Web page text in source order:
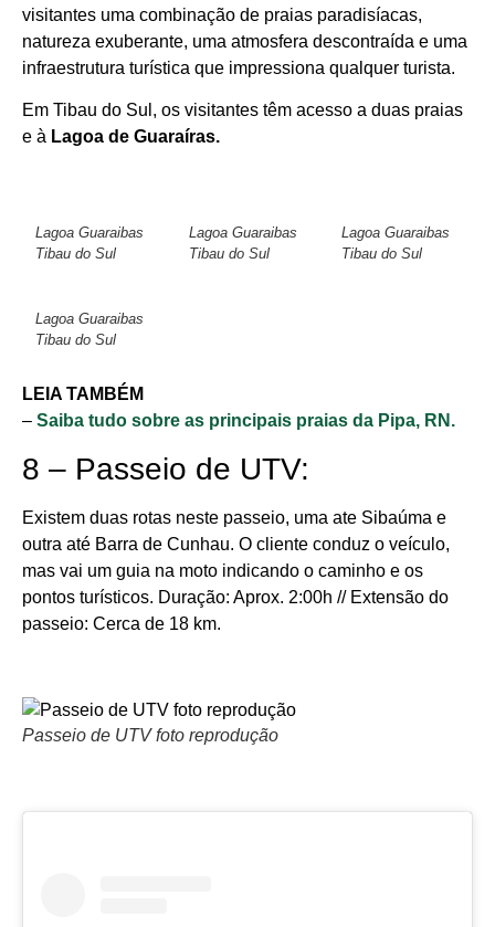
visitantes uma combinação de praias paradisíacas,
natureza exuberante, uma atmosfera descontraída e uma
infraestrutura turística que impressiona qualquer turista.
Em Tibau do Sul, os visitantes têm acesso a duas praias
e à Lagoa de Guaraíras.
Lagoa Guaraibas
Tibau do Sul
Lagoa Guaraibas
Tibau do Sul
Lagoa Guaraibas
Tibau do Sul
Lagoa Guaraibas
Tibau do Sul
LEIA TAMBÉM
– Saiba tudo sobre as principais praias da Pipa, RN.
8 – Passeio de UTV:
Existem duas rotas neste passeio, uma ate Sibaúma e
outra até Barra de Cunhau. O cliente conduz o veículo,
mas vai um guia na moto indicando o caminho e os
pontos turísticos. Duração: Aprox. 2:00h // Extensão do
passeio: Cerca de 18 km.
Passeio de UTV foto reprodução